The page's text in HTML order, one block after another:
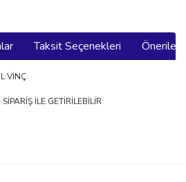
Taksit Seçenekleri
VİNÇ
İLE GETİRİLEBİLİR